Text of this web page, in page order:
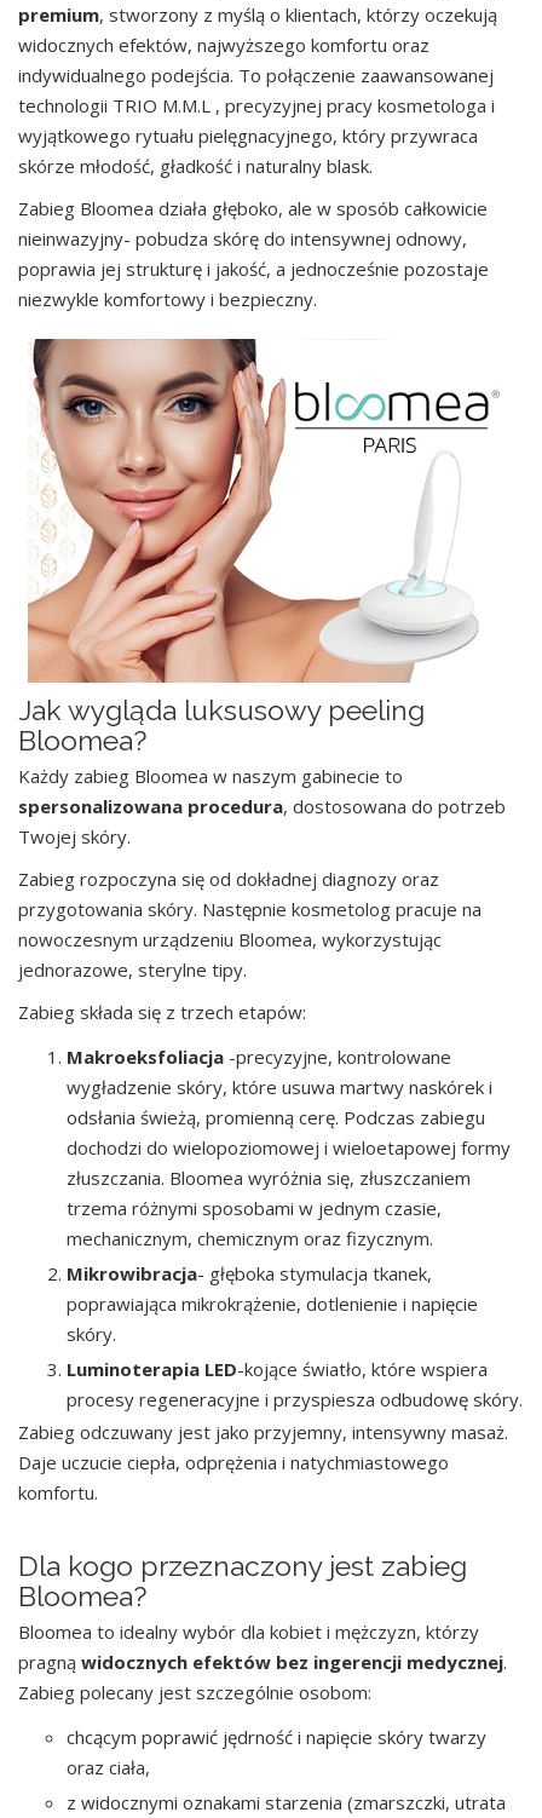
premium, stworzony z myślą o klientach, którzy oczekują
widocznych efektów, najwyższego komfortu oraz
indywidualnego podejścia. To połączenie zaawansowanej
technologii TRIO M.M.L , precyzyjnej pracy kosmetologa i
wyjątkowego rytuału pielęgnacyjnego, który przywraca
skórze młodość, gładkość i naturalny blask.
Zabieg Bloomea działa głęboko, ale w sposób całkowicie
nieinwazyjny- pobudza skórę do intensywnej odnowy,
poprawia jej strukturę i jakość, a jednocześnie pozostaje
niezwykle komfortowy i bezpieczny.
Jak wygląda luksusowy peeling
Bloomea?
Każdy zabieg Bloomea w naszym gabinecie to
spersonalizowana procedura, dostosowana do potrzeb
Twojej skóry.
Zabieg rozpoczyna się od dokładnej diagnozy oraz
przygotowania skóry. Następnie kosmetolog pracuje na
nowoczesnym urządzeniu Bloomea, wykorzystując
jednorazowe, sterylne tipy.
Zabieg składa się z trzech etapów:
Makroeksfoliacja -precyzyjne, kontrolowane
wygładzenie skóry, które usuwa martwy naskórek i
odsłania świeżą, promienną cerę. Podczas zabiegu
dochodzi do wielopoziomowej i wieloetapowej formy
złuszczania. Bloomea wyróżnia się, złuszczaniem
trzema różnymi sposobami w jednym czasie,
mechanicznym, chemicznym oraz fizycznym.
Mikrowibracja- głęboka stymulacja tkanek,
poprawiająca mikrokrążenie, dotlenienie i napięcie
skóry.
Luminoterapia LED-kojące światło, które wspiera
procesy regeneracyjne i przyspiesza odbudowę skóry.
Zabieg odczuwany jest jako przyjemny, intensywny masaż.
Daje uczucie ciepła, odprężenia i natychmiastowego
komfortu.
Dla kogo przeznaczony jest zabieg
Bloomea?
Bloomea to idealny wybór dla kobiet i mężczyzn, którzy
pragną widocznych efektów bez ingerencji medycznej.
Zabieg polecany jest szczególnie osobom:
chcącym poprawić jędrność i napięcie skóry twarzy
oraz ciała,
z widocznymi oznakami starzenia (zmarszczki, utrata